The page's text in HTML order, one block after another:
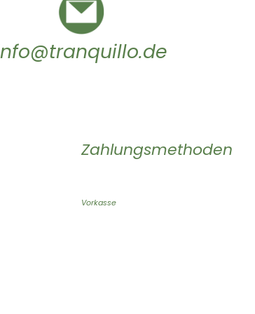
Zahlungsmethoden
Vorkasse